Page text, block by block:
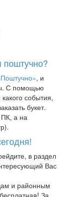
поштучно?
, и
С помощью
события,
букет.
ПК, а на
в раздел
Вас
и районным
За